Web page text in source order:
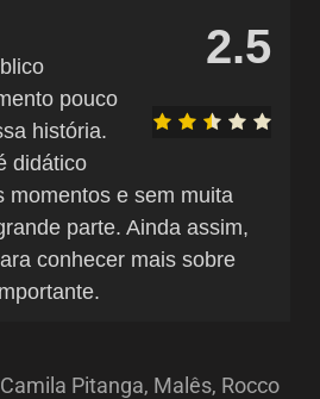
2.5
pouco
história.
didático
momentos e sem muita
parte. Ainda assim,
conhecer mais sobre
Camila Pitanga, Malês, Rocco